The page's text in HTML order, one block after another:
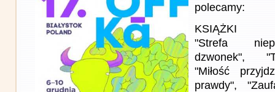
polecamy:
KSIĄŻKI
"Strefa
dzwonek",
"Miłość
prawdy",